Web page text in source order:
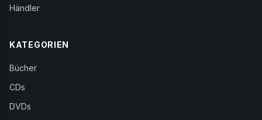
Händler
KATEGORIEN
Bücher
CDs
DVDs